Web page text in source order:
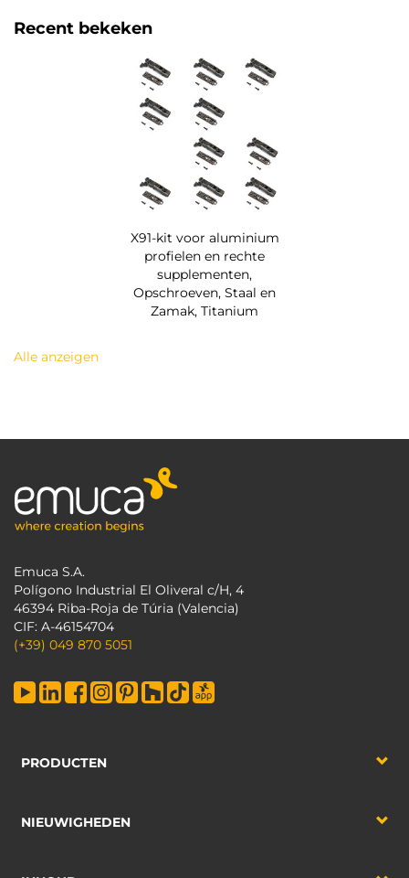
Recent bekeken
X91-kit voor aluminium
profielen en rechte
supplementen,
Opschroeven, Staal en
Zamak, Titanium
Alle anzeigen
Emuca S.A.
Polígono Industrial El Oliveral c/H, 4
46394 Riba-Roja de Túria (Valencia)
CIF: A-46154704
(+39) 049 870 5051
PRODUCTEN
NIEUWIGHEDEN